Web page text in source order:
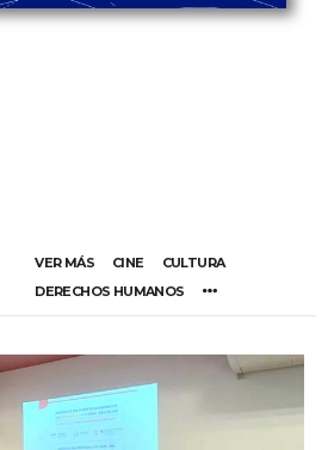
VER MÁS CINE
CULTURA
DERECHOS HUMANOS